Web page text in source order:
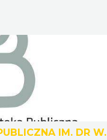
IM. DR W.